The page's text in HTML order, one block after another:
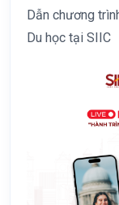
Dẫn chương
Du học tại SIIC